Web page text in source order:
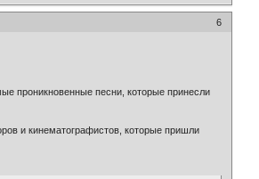
6
проникновенные песни, которые принесли
и кинематографистов, которые пришли